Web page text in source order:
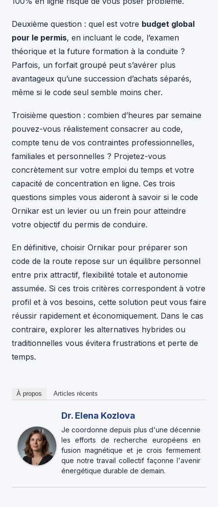
Deuxième question : quel est votre budget global
pour le permis, en incluant le code, l’examen
théorique et la future formation à la conduite ?
Parfois, un forfait groupé peut s’avérer plus
avantageux qu’une succession d’achats séparés,
même si le code seul semble moins cher.
Troisième question : combien d’heures par semaine
pouvez-vous réalistement consacrer au code,
compte tenu de vos contraintes professionnelles,
familiales et personnelles ? Projetez-vous
concrètement sur votre emploi du temps et votre
capacité de concentration en ligne. Ces trois
questions simples vous aideront à savoir si le code
Ornikar est un levier ou un frein pour atteindre
votre objectif du permis de conduire.
En définitive, choisir Ornikar pour préparer son
code de la route repose sur un équilibre personnel
entre prix attractif, flexibilité totale et autonomie
assumée. Si ces trois critères correspondent à votre
profil et à vos besoins, cette solution peut vous faire
réussir rapidement et économiquement. Dans le cas
contraire, explorer les alternatives hybrides ou
traditionnelles vous évitera frustrations et perte de
temps.
À propos Articles récents
Dr. Elena Kozlova
Je coordonne depuis plus d'une décennie
les efforts de recherche européens en
fusion magnétique et je crois fermement
que notre travail collectif façonne l'avenir
énergétique durable de demain.